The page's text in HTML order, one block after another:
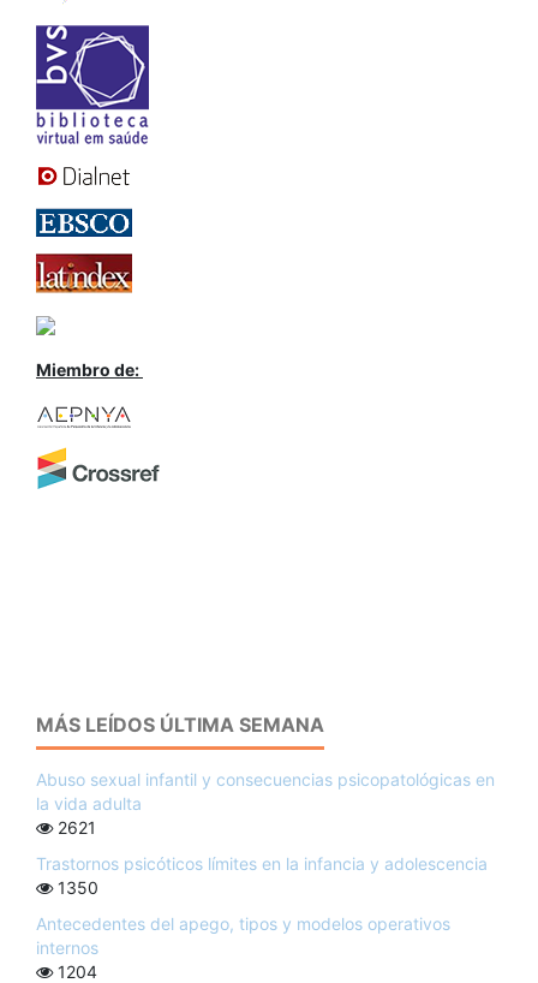
Miembro de:
MÁS LEÍDOS ÚLTIMA SEMANA
Abuso sexual infantil y consecuencias psicopatológicas en
la vida adulta
2621
Trastornos psicóticos límites en la infancia y adolescencia
1350
Antecedentes del apego, tipos y modelos operativos
internos
1204